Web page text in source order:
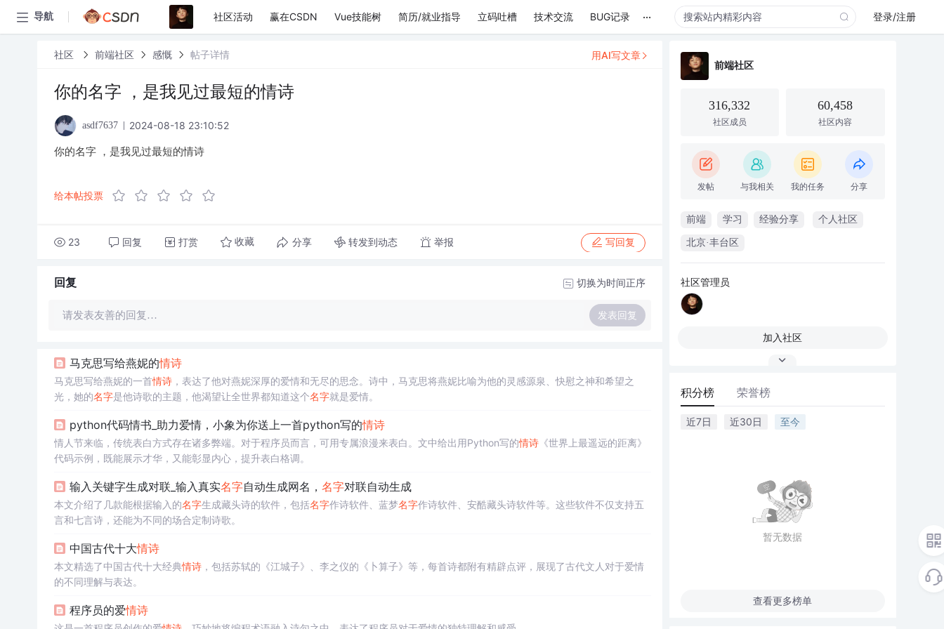
导航 社区活动 赢在CSDN Vue技能树 简历/就业指导 立码吐槽 技术交流 BUG记录 ... 登录/注册
社区 前端社区 感慨 帖子详情
你的名字 ，是我见过最短的情诗
asdf7637 2024-08-18 23:10:52
你的名字 ，是我见过最短的情诗
给本帖投票
23 回复 打赏 收藏 分享 转发到动态 举报 写回复
用AI写文章
回复 切换为时间正序
请发表友善的回复… 发表回复
马克思写给燕妮的情诗
马克思写给燕妮的一首情诗，表达了他对燕妮深厚的爱情和无尽的思念。诗中，马克思将燕妮比喻为他的灵感源泉、快慰之神和希望之
光，她的名字是他诗歌的主题，他渴望让全世界都知道这个名字就是爱情。
python代码情书_助力爱情，小象为你送上一首python写的情诗
情人节来临，传统表白方式存在诸多弊端。对于程序员而言，可用专属浪漫来表白。文中给出用Python写的情诗《世界上最遥远的距离》
代码示例，既能展示才华，又能彰显内心，提升表白格调。
输入关键字生成对联_输入真实名字自动生成网名， 名字对联自动生成
本文介绍了几款能根据输入的名字生成藏头诗的软件，包括名字作诗软件、蓝梦名字作诗软件、安酷藏头诗软件等。这些软件不仅支持五
言和七言诗，还能为不同的场合定制诗歌。
中国古代十大情诗
本文精选了中国古代十大经典情诗，包括苏轼的《江城子》、李之仪的《卜算子》等，每首诗都附有精辟点评，展现了古代文人对于爱情
的不同理解与表达。
程序员的爱情诗
前端社区
316,332
社区成员
60,458
社区内容
发帖 与我相关 我的任务 分享
前端 学习 经验分享 个人社区
北京·丰台区
社区管理员
加入社区
积分榜 荣誉榜
近7日 近30日 至今
暂无数据
查看更多榜单